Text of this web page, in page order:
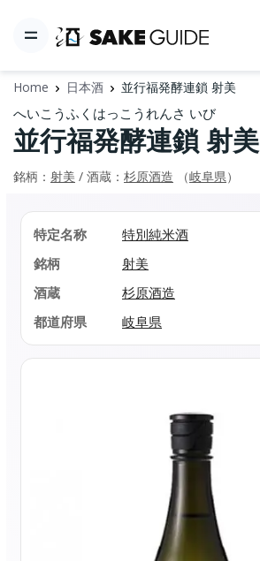
Home 日本酒 並行福発酵連鎖 射美
へいこうふくはっこうれんさ いび
並行福発酵連鎖 射美
銘柄： 射美 / 酒蔵： 杉原酒造 （岐阜県）
特定名称
特別純米酒
銘柄
射美
酒蔵
杉原酒造
都道府県
岐阜県